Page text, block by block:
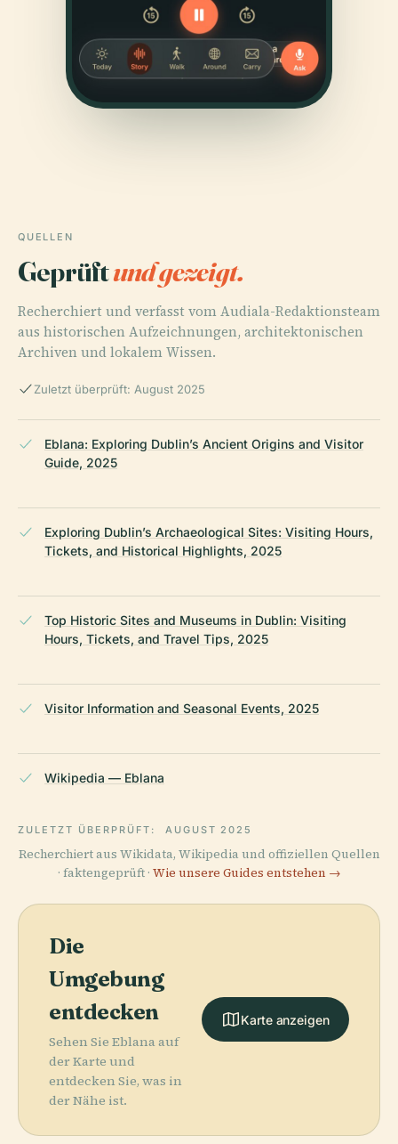
QUELLEN
Geprüftund gezeigt.
Recherchiert und verfasst vom Audiala-Redaktionsteam
aus historischen Aufzeichnungen, architektonischen
Archiven und lokalem Wissen.
Zuletzt überprüft: August 2025
Eblana: Exploring Dublin’s Ancient Origins and Visitor
Guide, 2025
Exploring Dublin’s Archaeological Sites: Visiting Hours,
Tickets, and Historical Highlights, 2025
Top Historic Sites and Museums in Dublin: Visiting
Hours, Tickets, and Travel Tips, 2025
Visitor Information and Seasonal Events, 2025
Wikipedia — Eblana
ZULETZT ÜBERPRÜFT: AUGUST 2025
Recherchiert aus Wikidata, Wikipedia und offiziellen Quellen
· faktengeprüft · Wie unsere Guides entstehen →
Die
Umgebung
entdecken
Sehen Sie Eblana auf
der Karte und
entdecken Sie, was in
der Nähe ist.
Karte anzeigen